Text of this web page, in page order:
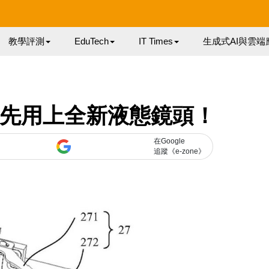
教學評測 EduTech IT Times 生成式AI與雲端
用上全新液態鏡頭！
在Google
追蹤《e-zone》